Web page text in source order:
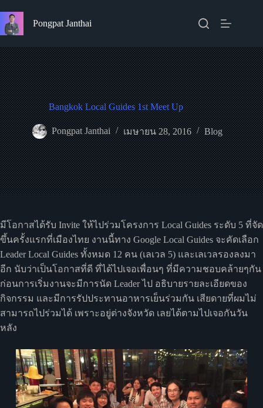
to
content
Pongpat Janthai
Bangkok Local Guides 1st Meet Up
Pongpat Janthai เมษายน 28, 2016 Blog
มีโอกาสได้รับ Invite ให้ไปร่วมโครงการ Local Guides ระดับ 5 ที่จัด
ขึ้นครั้งแรกที่เมืองไทย งานนี้ทาง Google Local Guides จะคัดเลือก
Leader Local Guides ทั้งหมด 12 คน (เลเวล 5) และเลเวลรองลงมา
อีก นับว่าเป็นโอกาสที่ดี ที่ได้ไปเจอเพื่อนๆ ที่มีความชอบคล้ายๆกัน
ก่อนการเริ่มงานจะมีการนัด Leader ไป อธิบายรายละเอียดของ
กิจกรรม และมีการรัปประทานอาหารเย็นร่วมกัน เสียดายที่ผมไม่
สามารถไปร่วมได้ เพราะอยู่ต่างจังหวัด เลยได้ตามไปเจอกันวัน
หลัง